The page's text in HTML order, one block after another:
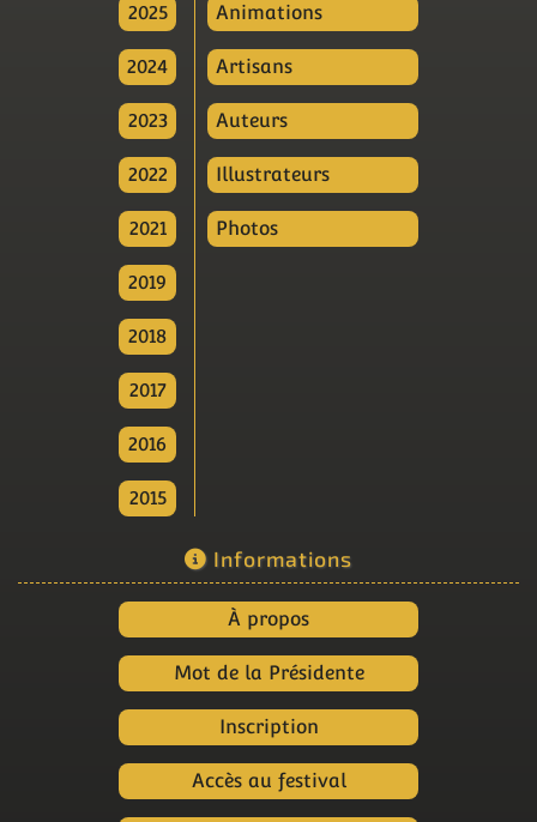
2025
2024
2023
2022
2021
2019
2018
2017
2016
2015
Animations
Artisans
Auteurs
Illustrateurs
Photos
Informations
À propos
Mot de la Présidente
Inscription
Accès au festival